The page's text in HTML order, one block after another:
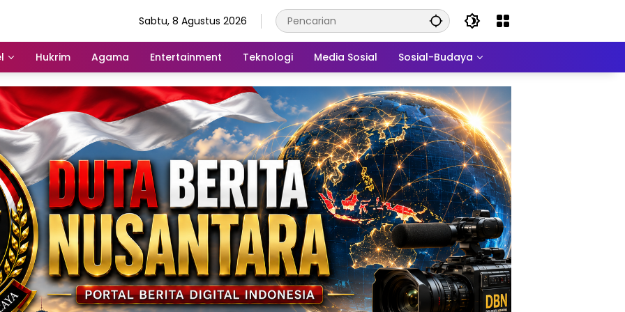
Sabtu, 8 Agustus 2026
Hukrim Agama Entertainment Teknologi Media Sosial Sosial-Budaya